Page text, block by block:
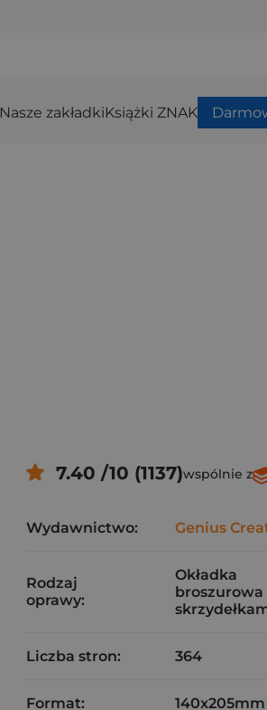
Nasze zakładkiKsiążki ZNAK
7.40 /10 (1137)wspólnie z
Wydawnictwo: Genius
Rodzaj
oprawy:
Okładka
broszurowa
Liczba stron: 364
Format: 140x205mm